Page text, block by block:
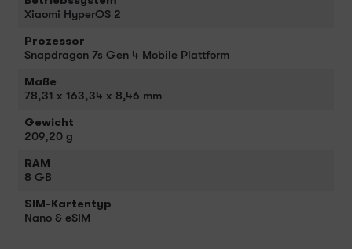
Xiaomi HyperOS 2
Prozessor
Snapdragon 7s Gen 4 Mobile Plattform
Maße
78,31 x 163,34 x 8,46 mm
Gewicht
209,20 g
RAM
8 GB
SIM-Kartentyp
Nano & eSIM